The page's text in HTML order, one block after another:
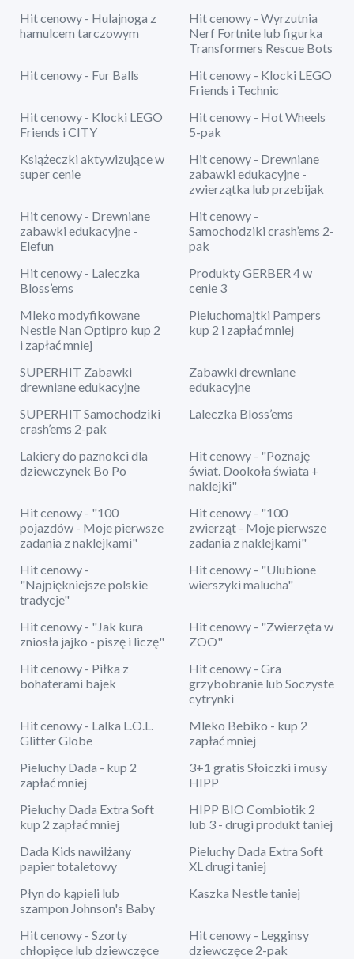
Hit cenowy - Hulajnoga z
hamulcem tarczowym
Hit cenowy - Wyrzutnia
Nerf Fortnite lub figurka
Transformers Rescue Bots
Hit cenowy - Fur Balls
Hit cenowy - Klocki LEGO
Friends i Technic
Hit cenowy - Klocki LEGO
Friends i CITY
Hit cenowy - Hot Wheels
5-pak
Książeczki aktywizujące w
super cenie
Hit cenowy - Drewniane
zabawki edukacyjne -
zwierzątka lub przebijak
Hit cenowy - Drewniane
zabawki edukacyjne -
Elefun
Hit cenowy -
Samochodziki crash’ems 2-
pak
Hit cenowy - Laleczka
Bloss’ems
Produkty GERBER 4 w
cenie 3
Mleko modyfikowane
Nestle Nan Optipro kup 2
i zapłać mniej
Pieluchomajtki Pampers
kup 2 i zapłać mniej
SUPERHIT Zabawki
drewniane edukacyjne
Zabawki drewniane
edukacyjne
SUPERHIT Samochodziki
crash’ems 2-pak
Laleczka Bloss’ems
Lakiery do paznokci dla
dziewczynek Bo Po
Hit cenowy - "Poznaję
świat. Dookoła świata +
naklejki"
Hit cenowy - "100
pojazdów - Moje pierwsze
zadania z naklejkami"
Hit cenowy - "100
zwierząt - Moje pierwsze
zadania z naklejkami"
Hit cenowy -
"Najpiękniejsze polskie
tradycje"
Hit cenowy - "Ulubione
wierszyki malucha"
Hit cenowy - "Jak kura
zniosła jajko - piszę i liczę"
Hit cenowy - "Zwierzęta w
ZOO"
Hit cenowy - Piłka z
bohaterami bajek
Hit cenowy - Gra
grzybobranie lub Soczyste
cytrynki
Hit cenowy - Lalka L.O.L.
Glitter Globe
Mleko Bebiko - kup 2
zapłać mniej
Pieluchy Dada - kup 2
zapłać mniej
3+1 gratis Słoiczki i musy
HIPP
Pieluchy Dada Extra Soft
kup 2 zapłać mniej
HIPP BIO Combiotik 2
lub 3 - drugi produkt taniej
Dada Kids nawilżany
papier totaletowy
Pieluchy Dada Extra Soft
XL drugi taniej
Płyn do kąpieli lub
szampon Johnson's Baby
Kaszka Nestle taniej
Hit cenowy - Szorty
chłopięce lub dziewczęce
Hit cenowy - Legginsy
dziewczęce 2-pak